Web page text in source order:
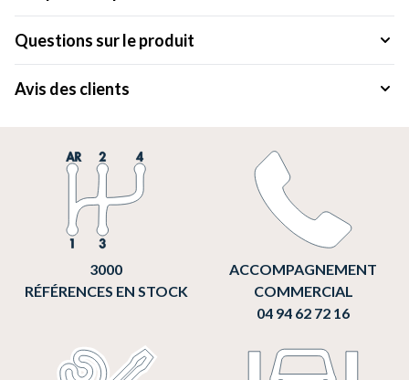
Questions sur le produit
Avis des clients
3000
RÉFÉRENCES EN STOCK
ACCOMPAGNEMENT
COMMERCIAL
04 94 62 72 16